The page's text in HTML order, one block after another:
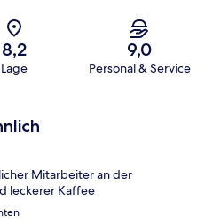
8,2
Lage
9,0
Personal & Service
Mitarbeiter an der
leckerer Kaffee